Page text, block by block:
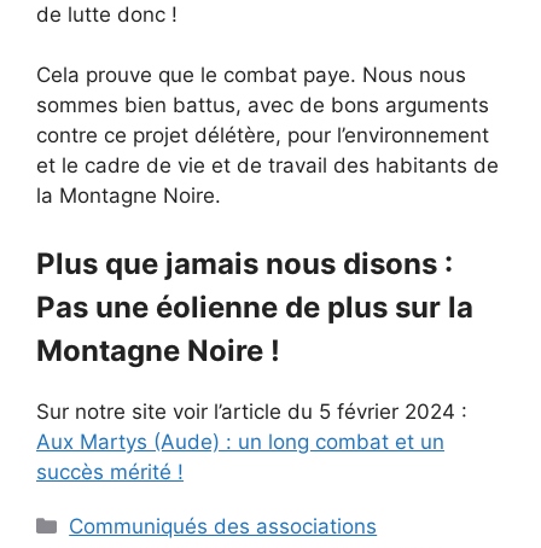
de lutte donc !
Cela prouve que le combat paye. Nous nous
sommes bien battus, avec de bons arguments
contre ce projet délétère, pour l’environnement
et le cadre de vie et de travail des habitants de
la Montagne Noire.
Plus que jamais nous disons :
Pas une éolienne de plus sur la
Montagne Noire !
Sur notre site voir l’article du 5 février 2024 :
Aux Martys (Aude) : un long combat et un
succès mérité !
Catégories
Communiqués des associations